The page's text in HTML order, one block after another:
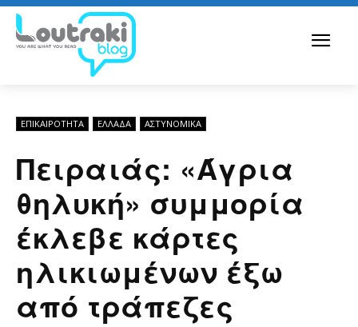
ΕΠΙΚΑΙΡΟΤΗΤΑ ΕΛΛΆΔΑ ΑΣΤΥΝΟΜΙΚΆ
Πειραιάς: «Άγρια
θηλυκή» συμμορία
έκλεβε κάρτες
ηλικιωμένων έξω
από τράπεζες